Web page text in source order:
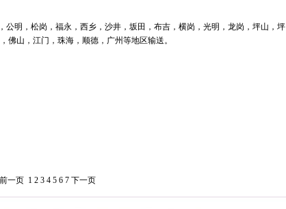
公明，松岗，福永，西乡，沙井，坂田，布吉，横岗，光明，龙岗，坪山，坪
佛山，江门，珠海，顺德，广州等地区输送。
前一页 1 2 3 4 5 6 7 下一页